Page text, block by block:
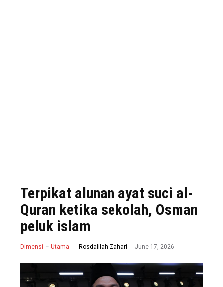
Terpikat alunan ayat suci al-
Quran ketika sekolah, Osman
peluk islam
Dimensi Utama Rosdalilah Zahari June 17, 2026